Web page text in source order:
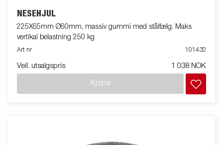
NESEHJUL
225X65mm Ø60mm, massiv gummi med stålfælg. Maks
vertikal belastning 250 kg
Art nr 101432
Veil. utsalgspris 1 038 NOK
Kjøpe